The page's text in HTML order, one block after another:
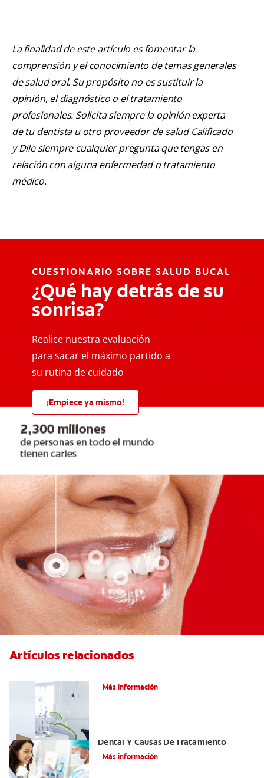
La finalidad de este artículo es fomentar la
comprensión y el conocimiento de temas generales
de salud oral. Su propósito no es sustituir la
opinión, el diagnóstico o el tratamiento
profesionales. Solicita siempre la opinión experta
de tu dentista u otro proveedor de salud Calificado
y Dile siempre cualquier pregunta que tengas en
relación con alguna enfermedad o tratamiento
médico.
CUESTIONARIO SOBRE SALUD BUCAL
¿Qué hay detrás de su
sonrisa?
Realice nuestra evaluación
para sacar el máximo partido a
su rutina de cuidado
¡Empiece ya mismo!
Artículos relacionados
Más información
Dental Y Causas De Tratamiento
Más información